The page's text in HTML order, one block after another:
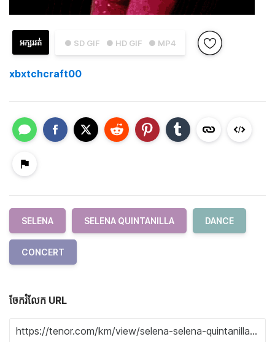
● SD GIF ● HD GIF ● MP4
អក្សររត់
xbxtchcraft00
SELENA SELENA QUINTANILLA DANCE
CONCERT
ចែករំលែក URL